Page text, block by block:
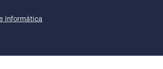
Informática